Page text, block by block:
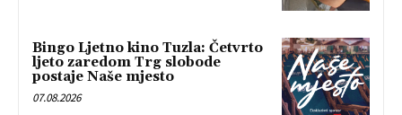
Bingo Ljetno kino Tuzla: Četvrto
ljeto zaredom Trg slobode
postaje Naše mjesto
07.08.2026